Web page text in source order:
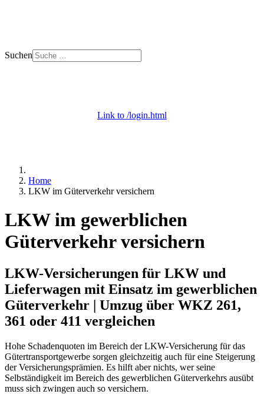
Suchen
Link to /login.html
Home
LKW im Güterverkehr versichern
LKW im gewerblichen
Güterverkehr versichern
LKW-Versicherungen für LKW und
Lieferwagen mit Einsatz im gewerblichen
Güterverkehr | Umzug über WKZ 261,
361 oder 411 vergleichen
Hohe Schadenquoten im Bereich der LKW-Versicherung für das
Gütertransportgewerbe sorgen gleichzeitig auch für eine Steigerung
der Versicherungsprämien. Es hilft aber nichts, wer seine
Selbständigkeit im Bereich des gewerblichen Güterverkehrs ausübt
muss sich zwingen auch so versichern.